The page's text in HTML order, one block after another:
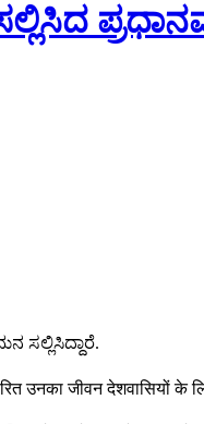
ಸಲ್ಲಿಸಿದ್ದಾರೆ.
उनका जीवन देशवासियों के